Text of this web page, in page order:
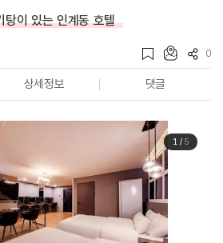
탕이 있는 인계동 호텔
0
상세정보 댓글
1/ 5